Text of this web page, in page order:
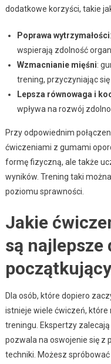
dodatkowe korzyści, takie
Poprawa wytrzymałości
wspierają zdolność
Wzmacnianie mięśni:
trening, przyczyniając się
Lepsza równowaga i
wpływa na rozwój
Przy odpowiednim
ćwiczeniami z gumami
formę fizyczną, ale także
wyników. Trening taki
poziomu sprawności.
Jakie
są najlepsze
Dla osób, które dopiero
istnieje wiele ćwiczeń,
treningu. Ekspertzy
pozwala na oswojenie się z
techniki. Możesz